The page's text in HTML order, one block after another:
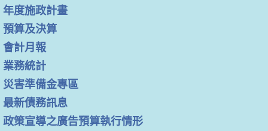
年度施政計畫
預算及決算
會計月報
業務統計
災害準備金專區
最新債務訊息
政策宣導之廣告預算執行情形